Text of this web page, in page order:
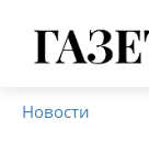
Новости